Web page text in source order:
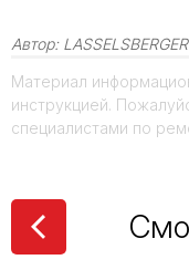
Автор:
Материал
инструкцией.
специалистами по